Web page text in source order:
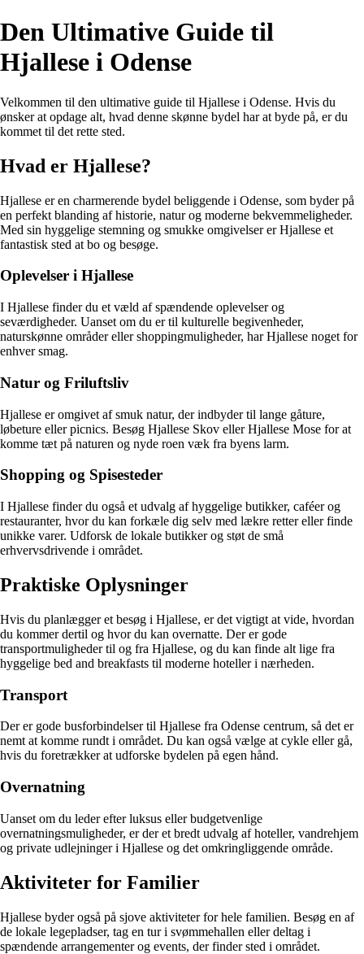
Den Ultimative Guide til
Hjallese i Odense
Velkommen til den ultimative guide til Hjallese i Odense. Hvis du
ønsker at opdage alt, hvad denne skønne bydel har at byde på, er du
kommet til det rette sted.
Hvad er Hjallese?
Hjallese er en charmerende bydel beliggende i Odense, som byder på
en perfekt blanding af historie, natur og moderne bekvemmeligheder.
Med sin hyggelige stemning og smukke omgivelser er Hjallese et
fantastisk sted at bo og besøge.
Oplevelser i Hjallese
I Hjallese finder du et væld af spændende oplevelser og
seværdigheder. Uanset om du er til kulturelle begivenheder,
naturskønne områder eller shoppingmuligheder, har Hjallese noget for
enhver smag.
Natur og Friluftsliv
Hjallese er omgivet af smuk natur, der indbyder til lange gåture,
løbeture eller picnics. Besøg Hjallese Skov eller Hjallese Mose for at
komme tæt på naturen og nyde roen væk fra byens larm.
Shopping og Spisesteder
I Hjallese finder du også et udvalg af hyggelige butikker, caféer og
restauranter, hvor du kan forkæle dig selv med lækre retter eller finde
unikke varer. Udforsk de lokale butikker og støt de små
erhvervsdrivende i området.
Praktiske Oplysninger
Hvis du planlægger et besøg i Hjallese, er det vigtigt at vide, hvordan
du kommer dertil og hvor du kan overnatte. Der er gode
transportmuligheder til og fra Hjallese, og du kan finde alt lige fra
hyggelige bed and breakfasts til moderne hoteller i nærheden.
Transport
Der er gode busforbindelser til Hjallese fra Odense centrum, så det er
nemt at komme rundt i området. Du kan også vælge at cykle eller gå,
hvis du foretrækker at udforske bydelen på egen hånd.
Overnatning
Uanset om du leder efter luksus eller budgetvenlige
overnatningsmuligheder, er der et bredt udvalg af hoteller, vandrehjem
og private udlejninger i Hjallese og det omkringliggende område.
Aktiviteter for Familier
Hjallese byder også på sjove aktiviteter for hele familien. Besøg en af
de lokale legepladser, tag en tur i svømmehallen eller deltag i
spændende arrangementer og events, der finder sted i området.